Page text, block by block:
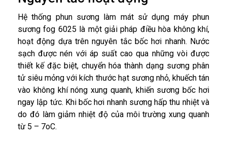
Hệ thống phun sương làm mát sử dụng máy phun
sương fog 6025 là một giải pháp điều hòa không khí,
hoạt động dựa trên nguyên tắc bốc hơi nhanh. Nước
sạch được nén với áp suất cao qua những vòi được
thiết kế đặc biệt, chuyển hóa thành dạng sương phân
tử siêu mỏng với kích thước hạt sương nhỏ, khuếch tán
vào không khí nóng xung quanh, khiến sương bốc hơi
ngay lập tức. Khi bốc hơi nhanh sương hấp thu nhiệt và
do đó làm giảm nhiệt độ của môi trường xung quanh
từ 5 – 7oC.